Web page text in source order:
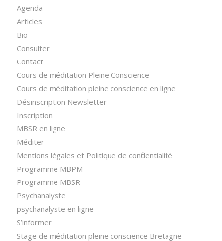
Agenda
Articles
Bio
Consulter
Contact
Cours de méditation Pleine Conscience
Cours de méditation pleine conscience en ligne
Désinscription Newsletter
Inscription
MBSR en ligne
Méditer
Mentions légales et Politique de confidentialité
Programme MBPM
Programme MBSR
Psychanalyste
psychanalyste en ligne
S’informer
Stage de méditation pleine conscience Bretagne